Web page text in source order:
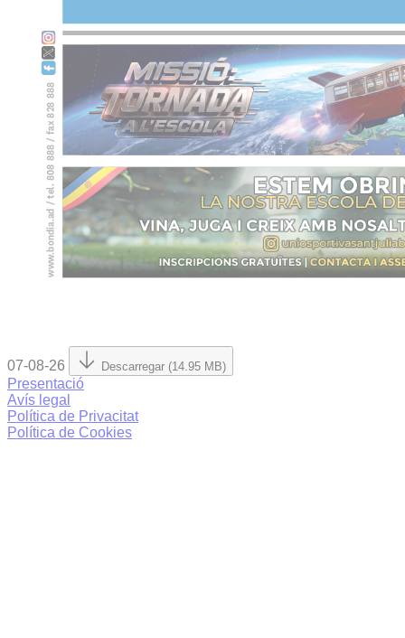
07-08-26 Descarregar (14.95 MB)
Presentació
Avís legal
Política de Privacitat
Política de Cookies